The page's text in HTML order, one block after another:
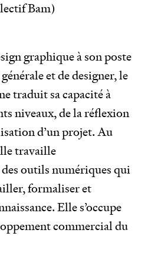
Bam)
graphique à son poste
et de designer, le
traduit sa capacité à
niveaux, de la réflexion
d’un projet. Au
travaille
outils numériques qui
formaliser et
Elle s’occupe
commercial du